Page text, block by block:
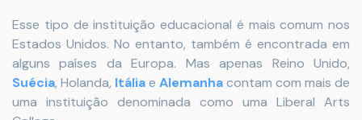
Esse tipo de instituição educacional é mais comum nos
Estados Unidos. No entanto, também é encontrada em
alguns países da Europa. Mas apenas Reino Unido,
Suécia, Holanda, Itáliae Alemanhacontam com mais de
uma instituição denominada como uma Liberal Arts